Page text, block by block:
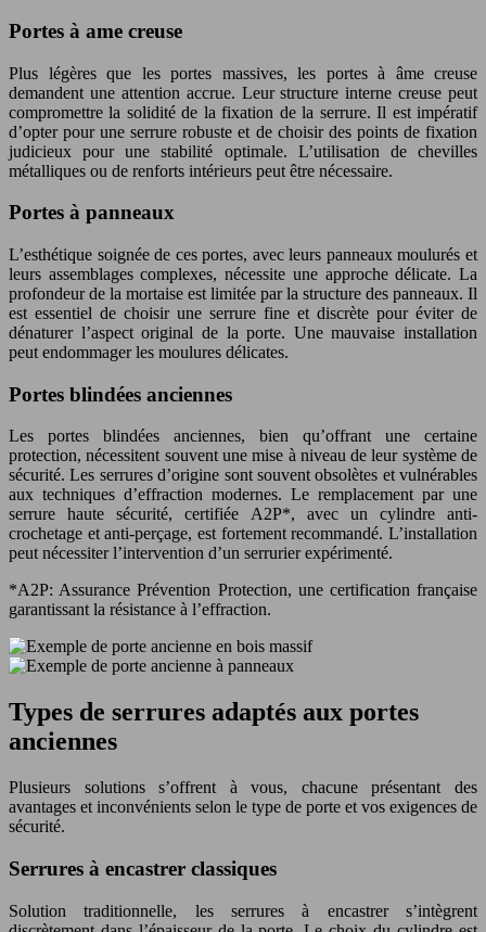
Portes à ame creuse
Plus légères que les portes massives, les portes à âme creuse
demandent une attention accrue. Leur structure interne creuse peut
compromettre la solidité de la fixation de la serrure. Il est impératif
d’opter pour une serrure robuste et de choisir des points de fixation
judicieux pour une stabilité optimale. L’utilisation de chevilles
métalliques ou de renforts intérieurs peut être nécessaire.
Portes à panneaux
L’esthétique soignée de ces portes, avec leurs panneaux moulurés et
leurs assemblages complexes, nécessite une approche délicate. La
profondeur de la mortaise est limitée par la structure des panneaux. Il
est essentiel de choisir une serrure fine et discrète pour éviter de
dénaturer l’aspect original de la porte. Une mauvaise installation
peut endommager les moulures délicates.
Portes blindées anciennes
Les portes blindées anciennes, bien qu’offrant une certaine
protection, nécessitent souvent une mise à niveau de leur système de
sécurité. Les serrures d’origine sont souvent obsolètes et vulnérables
aux techniques d’effraction modernes. Le remplacement par une
serrure haute sécurité, certifiée A2P*, avec un cylindre anti-
crochetage et anti-perçage, est fortement recommandé. L’installation
peut nécessiter l’intervention d’un serrurier expérimenté.
*A2P: Assurance Prévention Protection, une certification française
garantissant la résistance à l’effraction.
Types de serrures adaptés aux portes
anciennes
Plusieurs solutions s’offrent à vous, chacune présentant des
avantages et inconvénients selon le type de porte et vos exigences de
sécurité.
Serrures à encastrer classiques
Solution traditionnelle, les serrures à encastrer s’intègrent